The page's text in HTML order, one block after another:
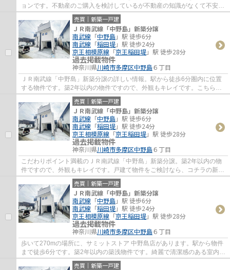
ョンです。不動産のご購入を検討しているが不動産の知識がなくて不安だ
と思う方でも、経験豊富な当社スタッフが...
売買｜新築一戸建
ＪＲ南武線「中野島」新築分譲
南武線 「中野島」駅 徒歩6分
南武線 「稲田堤」駅 徒歩24分
京王相模原線 「京王稲田堤」駅 徒歩28分
過去掲載物件
神奈川県川崎市多摩区中野島６丁目
ＪＲ南武線「中野島」新築分譲の詳しい情報。駅から徒歩6分圏内に位置
する物件です。築2年以内の物件ですので、外観もキレイです。こちらは
清潔感のある新築戸建て物件です。川崎市多...
売買｜新築一戸建
ＪＲ南武線「中野島」新築分譲
南武線 「中野島」駅 徒歩6分
南武線 「稲田堤」駅 徒歩24分
京王相模原線 「京王稲田堤」駅 徒歩28分
過去掲載物件
神奈川県川崎市多摩区中野島６丁目
こだわりポイント満載のＪＲ南武線「中野島」新築分譲。築2年以内の物
件ですので、外観もキレイです。戸建て物件をご検討なら、コチラの新築
の物件をご覧ください。駅まで徒歩6分の場...
売買｜新築一戸建
ＪＲ南武線「中野島」新築分譲
南武線 「中野島」駅 徒歩6分
南武線 「稲田堤」駅 徒歩24分
京王相模原線 「京王稲田堤」駅 徒歩28分
過去掲載物件
神奈川県川崎市多摩区中野島６丁目
歩いて270mの場所に、サミットストア 中野島店があります。駅から物件
まで徒歩6分です。築2年以内の築浅物件です。綺麗で清潔感のある室内が
新築戸建ての特徴です。川崎市多摩区に特化...
売買｜新築一戸建